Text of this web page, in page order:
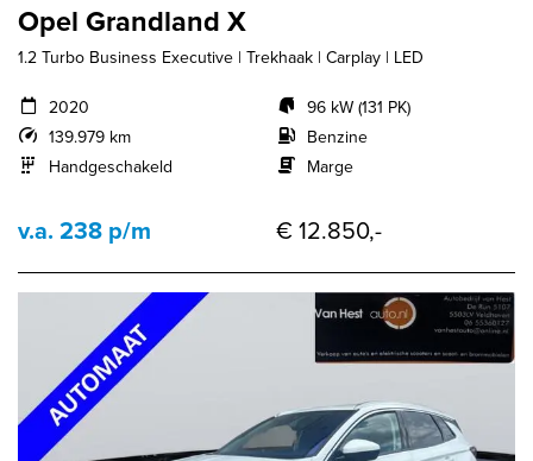
Opel Grandland X
1.2 Turbo Business Executive | Trekhaak | Carplay | LED
2020
139.979 km
Handgeschakeld
96 kW (131 PK)
Benzine
Marge
v.a. 238 p/m € 12.850,-